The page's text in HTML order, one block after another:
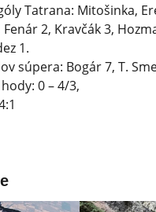
Tatrana: Mitošinka,
2, Kravčák 3,
1.
súpera: Bogár 7, T.
0 – 4/3,